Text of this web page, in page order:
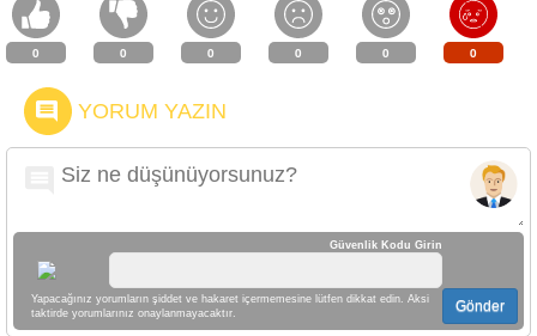
0 0 0 0 0 0
YORUM YAZIN
Güvenlik Kodu Girin
Yapacağınız yorumların şiddet ve hakaret içermemesine lütfen dikkat edin. Aksi
taktirde yorumlarınız onaylanmayacaktır.
Gönder